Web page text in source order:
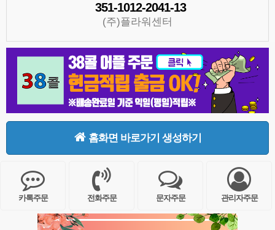
351-1012-2041-13
(주)플라워센터
홈화면 바로가기 생성하기
카톡주문 전화주문 문자주문 관리자주문